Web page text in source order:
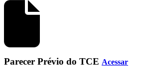
Parecer Prévio do TCE Acessar